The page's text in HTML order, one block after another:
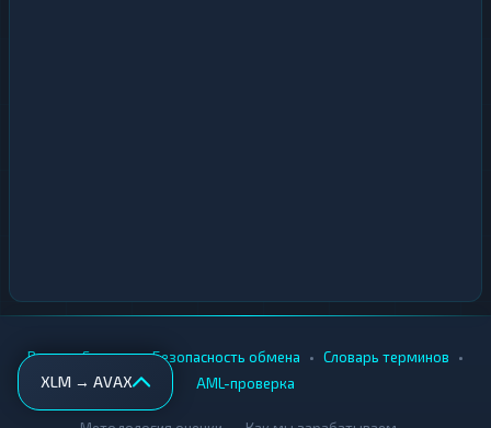
XLM → AVAX
Вики • Города • Безопасность обмена • Словарь терминов •
AML-проверка